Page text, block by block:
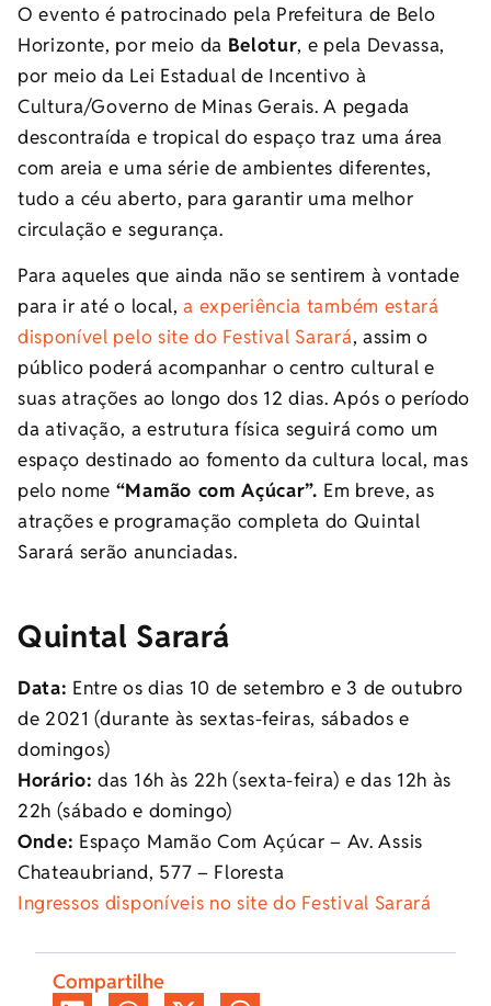
O evento é patrocinado pela Prefeitura de Belo
Horizonte, por meio da Belotur, e pela Devassa,
por meio da Lei Estadual de Incentivo à
Cultura/Governo de Minas Gerais. A pegada
descontraída e tropical do espaço traz uma área
com areia e uma série de ambientes diferentes,
tudo a céu aberto, para garantir uma melhor
circulação e segurança.
Para aqueles que ainda não se sentirem à vontade
para ir até o local, a experiência também estará
disponível pelo site do Festival Sarará, assim o
público poderá acompanhar o centro cultural e
suas atrações ao longo dos 12 dias. Após o período
da ativação, a estrutura física seguirá como um
espaço destinado ao fomento da cultura local, mas
pelo nome “Mamão com Açúcar”. Em breve, as
atrações e programação completa do Quintal
Sarará serão anunciadas.
Quintal Sarará
Data: Entre os dias 10 de setembro e 3 de outubro
de 2021 (durante às sextas-feiras, sábados e
domingos)
Horário: das 16h às 22h (sexta-feira) e das 12h às
22h (sábado e domingo)
Onde: Espaço Mamão Com Açúcar – Av. Assis
Chateaubriand, 577 – Floresta
Ingressos disponíveis no site do Festival Sarará
Compartilhe